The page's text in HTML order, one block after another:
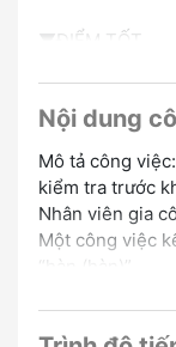
▼ĐIỂM TỐT
・ Lương theo
độ tiếng Nhật
・ Nơi làm việc
▼ Về trình độ
Những người
Nội dung
Mô tả công
kiểm tra trước
Nhân viên gia
Một công việc
“hàn (hàn)”